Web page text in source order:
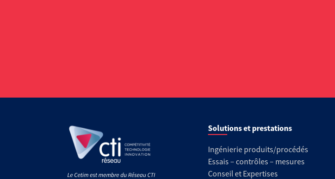
Solutions et prestations
Ingénierie produits/procédés
Essais – contrôles – mesures
Conseil et Expertises